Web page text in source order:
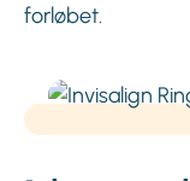
forløbet.